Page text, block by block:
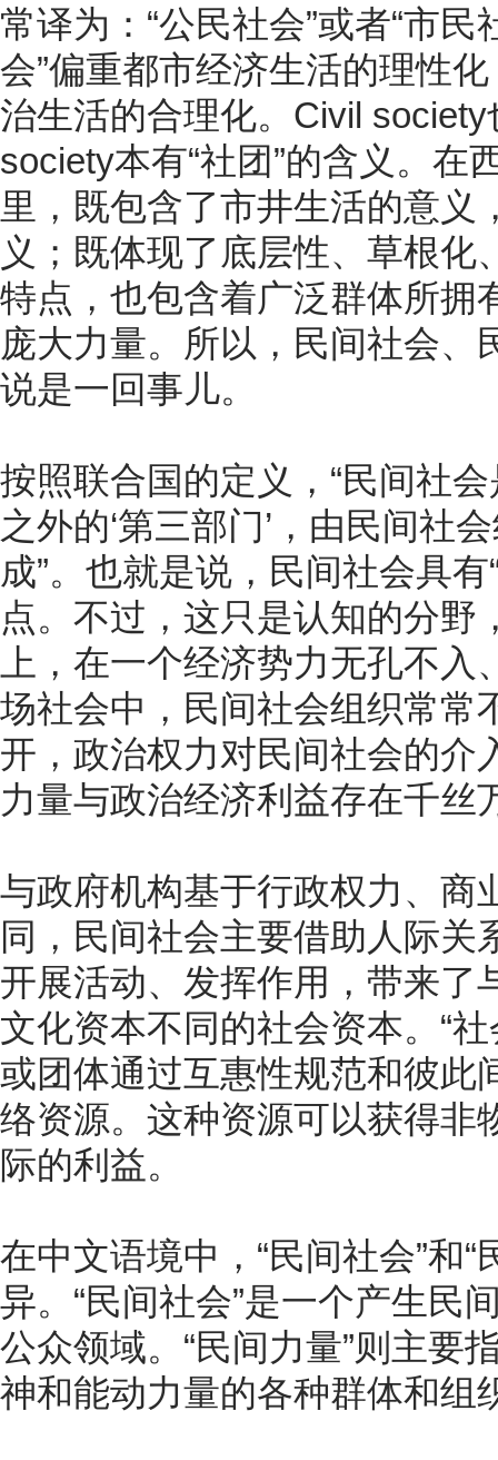
常译为：“公民社会”或者“市民
会”偏重都市经济生活的理性
治生活的合理化。Civil society
society本有“社团”的含义。在
里，既包含了市井生活的意义
义；既体现了底层性、草根化
特点，也包含着广泛群体所拥
庞大力量。所以，民间社会、
说是一回事儿。
按照联合国的定义，“民间社
之外的‘第三部门’，由民间社
成”。也就是说，民间社会具有
点。不过，这只是认知的分野
上，在一个经济势力无孔不
场社会中，民间社会组织常常
开，政治权力对民间社会的介
力量与政治经济利益存在千丝
与政府机构基于行政权力、商
同，民间社会主要借助人际关
开展活动、发挥作用，带来了
文化资本不同的社会资本。“
或团体通过互惠性规范和彼此
络资源。这种资源可以获得非
际的利益。
在中文语境中，“民间社会”和
异。“民间社会”是一个产生民
公众领域。“民间力量”则主要
神和能动力量的各种群体和组